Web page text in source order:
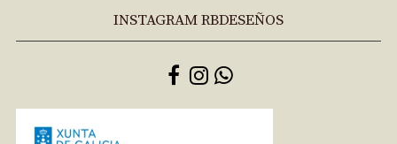
INSTAGRAM RBDESEÑOS